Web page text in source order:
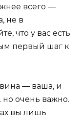
всего —
не в
что у вас есть
первый шаг к
— ваша, и
очень важно.
вы лишь